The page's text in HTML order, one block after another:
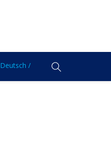
Deutsch /